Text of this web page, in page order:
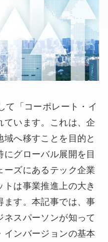
て「コーポレート・イ
ています。これは、企
へ移すことを目的と
グローバル展開を目
ーズにあるテック企業
は事業推進上の大き
ます。本記事では、事
スパーソンが知って
インバージョンの基本